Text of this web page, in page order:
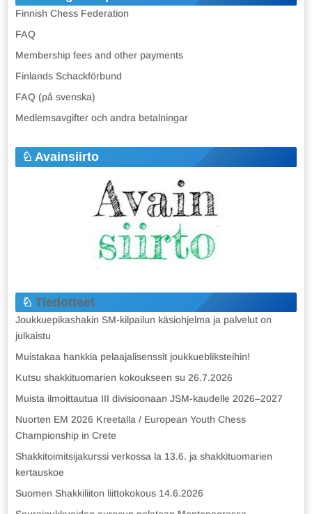
Finnish Chess Federation
FAQ
Membership fees and other payments
Finlands Schackförbund
FAQ (på svenska)
Medlemsavgifter och andra betalningar
Avainsiirto
Tiedotteet
Joukkuepikashakin SM-kilpailun käsiohjelma ja palvelut on
julkaistu
Muistakaa hankkia pelaajalisenssit joukkuebliksteihin!
Kutsu shakkituomarien kokoukseen su 26.7.2026
Muista ilmoittautua III divisioonaan JSM-kaudelle 2026–2027
Nuorten EM 2026 Kreetalla / European Youth Chess
Championship in Crete
Shakkitoimitsijakurssi verkossa la 13.6. ja shakkituomarien
kertauskoe
Suomen Shakkiliiton liittokokous 14.6.2026